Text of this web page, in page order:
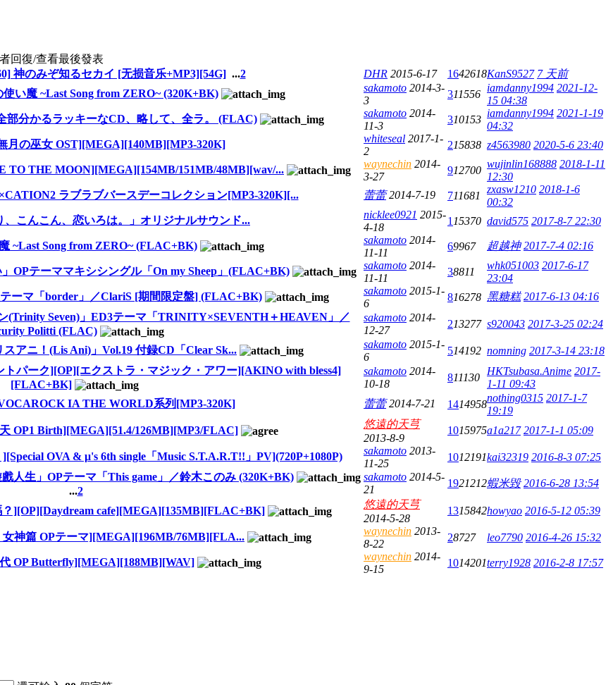
回復/查看最後發表
神のみぞ知るセカイ [无损音乐+MP3][54G] ...2 DHR 2015-6-17 1642618KanS9527 7 天前
い魔 ~Last Song from ZERO~ (320K+BK) sakamoto 2014-3-
3
311556
iamdanny1994 2021-12-
15 04:38
部分かるラッキーなCD、略して、全ラ。 (FLAC) sakamoto 2014-
11-3
310153
iamdanny1994 2021-1-19
04:32
月の巫女 OST][MEGA][140MB][MP3-320K] whiteseal 2017-1-
2
215838 z4563980 2020-5-6 23:40
TO THE MOON][MEGA][154MB/151MB/48MB][wav/... waynechin 2014-
3-27
912700
wujinlin168888 2018-1-11
12:30
ラブラブバースデーコレクション[MP3-320K][... 蕾蕾 2014-7-19 711681
zxasw1210 2018-1-6
00:32
、こんこん、恋いろは。」オリジナルサウンド... nicklee0921 2015-
4-18
1 15370 david575 2017-8-7 22:30
~Last Song from ZERO~ (FLAC+BK) sakamoto 2014-
11-11
69967 超越神 2017-7-4 02:16
OPテーママキシシングル「On my Sheep」(FLAC+BK) sakamoto 2014-
11-11
38811
whk051003 2017-6-17
23:04
ーマ「border」／ClariS [期間限定盤] (FLAC+BK) sakamoto 2015-1-
6
816278 黑糖糕 2017-6-13 04:16
(Trinity Seven)」ED3テーマ「TRINITY×SEVENTH＋HEAVEN」／
Politti (FLAC)
sakamoto 2014-
12-27
213277 s920043 2017-3-25 02:24
アニ！(Lis Ani)」Vol.19 付録CD「Clear Sk... sakamoto 2015-1-
6
514192 nomning 2017-3-14 23:18
パーク][OP][エクストラ・マジック・アワー][AKINO with bless4]
[FLAC+BK]
sakamoto 2014-
10-18
811130
HKTsubasa.Anime 2017-
1-11 09:43
IA THE WORLD系列[MP3-320K] 蕾蕾 2014-7-21 1414958
nothing0315 2017-1-7
19:19
OP1 Birth][MEGA][51.4/126MB][MP3/FLAC]
悠遠的天芎
2013-8-9
1015975a1a217 2017-1-1 05:09
OVA & μ's 6th single「Music S.T.A.R.T!!」PV](720P+1080P) sakamoto 2013-
11-25
1012191kai32319 2016-8-3 07:25
人生」OPテーマ「This game」／鈴木このみ (320K+BK)
...2
sakamoto 2014-5-
21
1921212蝦米毀 2016-6-28 13:54
][OP][Daydream cafe][MEGA][135MB][FLAC+BK]
悠遠的天芎
2014-5-28
1315842howyao 2016-5-12 05:39
女神篇 OPテーマ][MEGA][196MB/76MB][FLA... waynechin 2013-
8-22
28727 leo7790 2016-4-26 15:32
OP Butterfly][MEGA][188MB][WAV] waynechin 2014-
9-15
1014201terry1928 2016-2-8 17:57